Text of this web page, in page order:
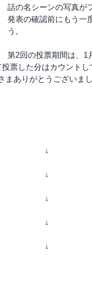
話の名シーンの写真が
発表の確認前にもう一
う。
第2回の投票期間は、1
票した分はカウント
まありがとうございま
↓
↓
↓
↓
↓